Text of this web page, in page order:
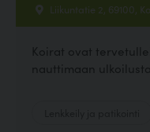
Liikuntatie 2, 69100,
Koirat ovat
nauttimaan ulkoilusta.